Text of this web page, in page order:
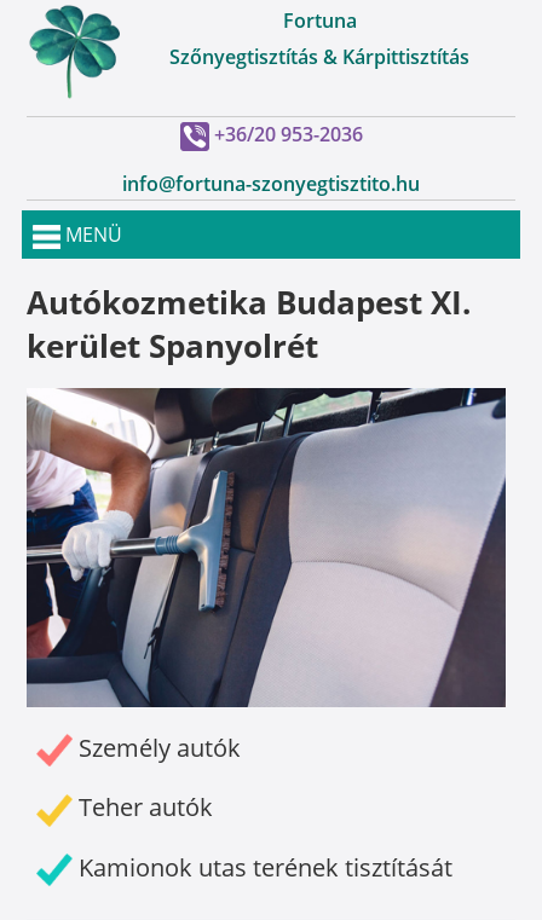
Fortuna
Szőnyegtisztítás & Kárpittisztítás
+36/20 953-2036
info@fortuna-szonyegtisztito.hu
MENÜ
Autókozmetika Budapest XI.
kerület Spanyolrét
Személy autók
Teher autók
Kamionok utas terének tisztítását